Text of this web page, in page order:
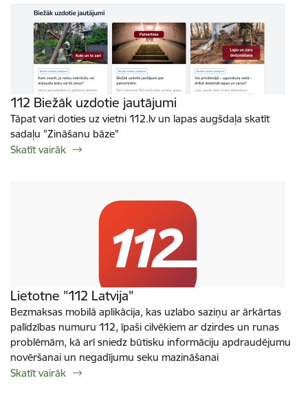
112 Biežāk uzdotie jautājumi
Tāpat vari doties uz vietni 112.lv un lapas augšdaļa skatīt
sadaļu "Zināšanu bāze"
Skatīt vairāk
Lietotne "112 Latvija"
Bezmaksas mobilā aplikācija, kas uzlabo saziņu ar ārkārtas
palīdzības numuru 112, īpaši cilvēkiem ar dzirdes un runas
problēmām, kā arī sniedz būtisku informāciju apdraudējumu
novēršanai un negadījumu seku mazināšanai
Skatīt vairāk